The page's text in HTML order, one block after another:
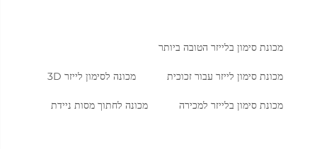
מכונת סימון בלייזר הטובה ביותר
מכונת סימון לייזר עבור זכוכית מכונה לסימון לייזר 3D
מכונת סימון בלייזר למכירה מכונה לחתוך מסות ניידת